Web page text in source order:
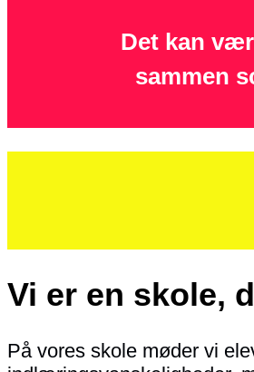
Det kan
sammen
Vi er en skole,
På vores skole møder vi